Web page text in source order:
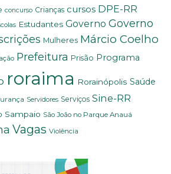
concurso Crianças cursos DPE-RR
Estudantes Governo Governo
Mulheres Márcio Coelho
Prefeitura Prisão Programa
roraima Rorainópolis Saúde
Servidores Serviços Sine-RR
Sampaio São João no Parque Anauá
Vagas Violência